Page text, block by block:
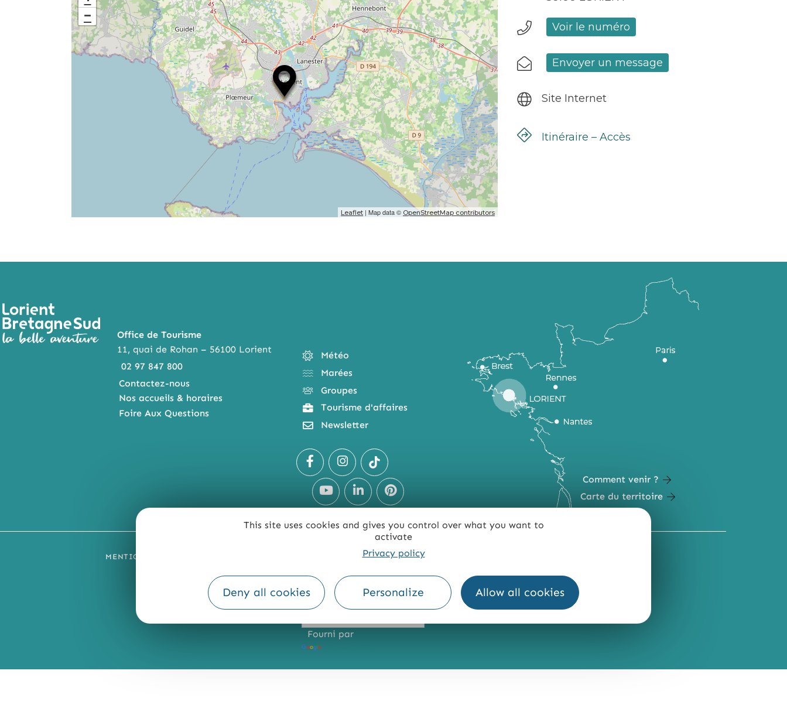
This site uses cookies and gives you control over what you want to
activate
Privacy policy
Deny all cookies Personalize Allow all cookies
−
Leaflet | Map data © OpenStreetMap contributors
Voir le numéro
Envoyer un message
Site Internet
Itinéraire – Accès
Office de Tourisme
11, quai de Rohan – 56100 Lorient
02 97 847 800
Contactez-nous
Nos accueils & horaires
Foire Aux Questions
Météo
Marées
Groupes
Tourisme d'affaires
Newsletter
Comment venir ?
Carte du territoire
MENTIONS LÉGALES ACCESSIBILITÉ : NON CONFORME
Fourni par